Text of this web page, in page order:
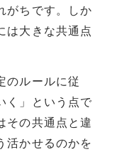
がちです。しか
は大きな共通点
のルールに従
く」という点で
その共通点と違
活かせるのかを